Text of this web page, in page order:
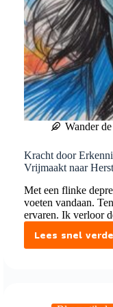
Wander
Kracht door
Vrijmaakt naar
Met een flinke
voeten vandaan.
ervaren. Ik verloor
Lees snelKracht